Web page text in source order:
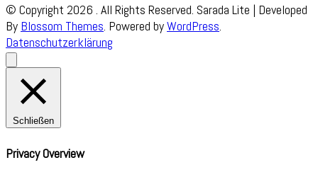
© Copyright 2026 . All Rights Reserved. Sarada Lite | Developed
By Blossom Themes. Powered byWordPress.
Datenschutzerklärung
Schließen
Privacy Overview